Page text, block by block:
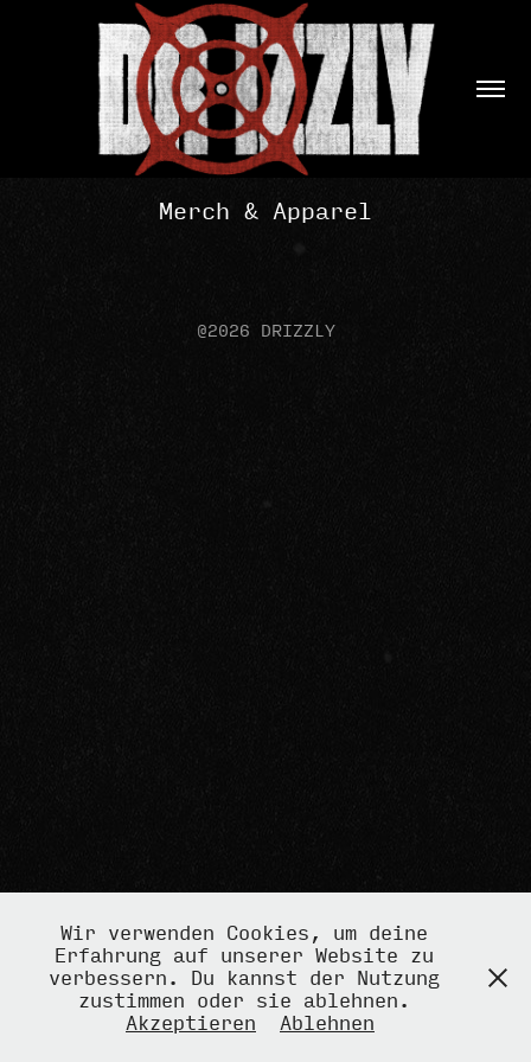
Merch & Apparel
@2026 DRIZZLY
Wir verwenden Cookies, um deine
Erfahrung auf unserer Website zu
verbessern. Du kannst der Nutzung
zustimmen oder sie ablehnen.
Akzeptieren Ablehnen